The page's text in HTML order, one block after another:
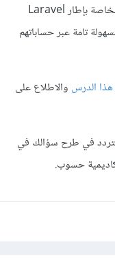
في هذا الدرس اطلعنا على حزمة Socialite الخاصة بإطار Laravel
تامة عبر حساباتهم
والاطلاع على
في طرح سؤالك في
حسوب.